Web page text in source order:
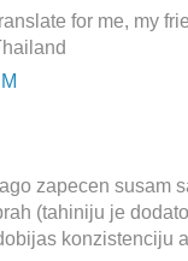
for me, my
zapecen susam
(tahiniju je
konzistenciju